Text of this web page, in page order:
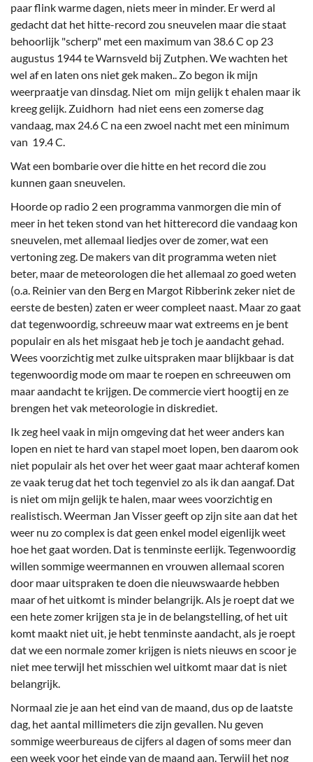
paar flink warme dagen, niets meer in minder. Er werd al
gedacht dat het hitte-record zou sneuvelen maar die staat
behoorlijk "scherp" met een maximum van 38.6 C op 23
augustus 1944 te Warnsveld bij Zutphen. We wachten het
wel af en laten ons niet gek maken.. Zo begon ik mijn
weerpraatje van dinsdag. Niet om mijn gelijk t ehalen maar ik
kreeg gelijk. Zuidhorn had niet eens een zomerse dag
vandaag, max 24.6 C na een zwoel nacht met een minimum
van 19.4 C.
Wat een bombarie over die hitte en het record die zou
kunnen gaan sneuvelen.
Hoorde op radio 2 een programma vanmorgen die min of
meer in het teken stond van het hitterecord die vandaag kon
sneuvelen, met allemaal liedjes over de zomer, wat een
vertoning zeg. De makers van dit programma weten niet
beter, maar de meteorologen die het allemaal zo goed weten
(o.a. Reinier van den Berg en Margot Ribberink zeker niet de
eerste de besten) zaten er weer compleet naast. Maar zo gaat
dat tegenwoordig, schreeuw maar wat extreems en je bent
populair en als het misgaat heb je toch je aandacht gehad.
Wees voorzichtig met zulke uitspraken maar blijkbaar is dat
tegenwoordig mode om maar te roepen en schreeuwen om
maar aandacht te krijgen. De commercie viert hoogtij en ze
brengen het vak meteorologie in diskrediet.
Ik zeg heel vaak in mijn omgeving dat het weer anders kan
lopen en niet te hard van stapel moet lopen, ben daarom ook
niet populair als het over het weer gaat maar achteraf komen
ze vaak terug dat het toch tegenviel zo als ik dan aangaf. Dat
is niet om mijn gelijk te halen, maar wees voorzichtig en
realistisch. Weerman Jan Visser geeft op zijn site aan dat het
weer nu zo complex is dat geen enkel model eigenlijk weet
hoe het gaat worden. Dat is tenminste eerlijk. Tegenwoordig
willen sommige weermannen en vrouwen allemaal scoren
door maar uitspraken te doen die nieuwswaarde hebben
maar of het uitkomt is minder belangrijk. Als je roept dat we
een hete zomer krijgen sta je in de belangstelling, of het uit
komt maakt niet uit, je hebt tenminste aandacht, als je roept
dat we een normale zomer krijgen is niets nieuws en scoor je
niet mee terwijl het misschien wel uitkomt maar dat is niet
belangrijk.
Normaal zie je aan het eind van de maand, dus op de laatste
dag, het aantal millimeters die zijn gevallen. Nu geven
sommige weerbureaus de cijfers al dagen of soms meer dan
een week voor het einde van de maand aan. Terwijl het nog